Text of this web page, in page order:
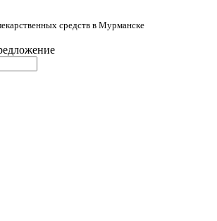
средств в Мурманске